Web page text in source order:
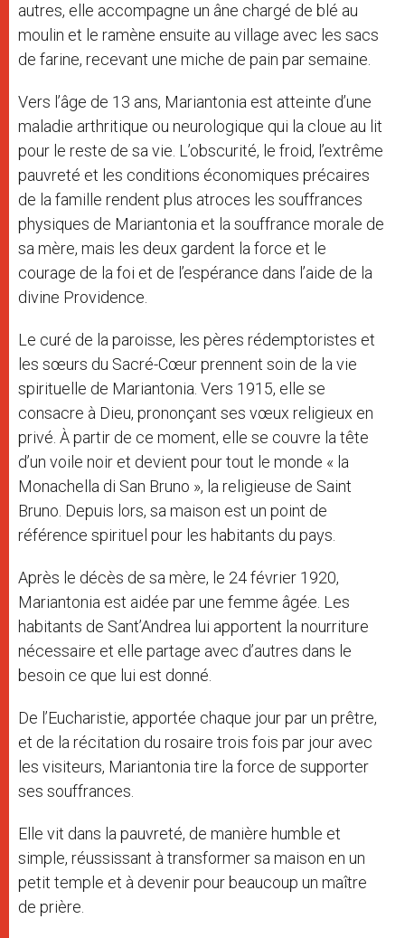
autres, elle accompagne un âne chargé de blé au
moulin et le ramène ensuite au village avec les sacs
de farine, recevant une miche de pain par semaine.
Vers l’âge de 13 ans, Mariantonia est atteinte d’une
maladie arthritique ou neurologique qui la cloue au lit
pour le reste de sa vie. L’obscurité, le froid, l’extrême
pauvreté et les conditions économiques précaires
de la famille rendent plus atroces les souffrances
physiques de Mariantonia et la souffrance morale de
sa mère, mais les deux gardent la force et le
courage de la foi et de l’espérance dans l’aide de la
divine Providence.
Le curé de la paroisse, les pères rédemptoristes et
les sœurs du Sacré-Cœur prennent soin de la vie
spirituelle de Mariantonia. Vers 1915, elle se
consacre à Dieu, prononçant ses vœux religieux en
privé. À partir de ce moment, elle se couvre la tête
d’un voile noir et devient pour tout le monde « la
Monachella di San Bruno », la religieuse de Saint
Bruno. Depuis lors, sa maison est un point de
référence spirituel pour les habitants du pays.
Après le décès de sa mère, le 24 février 1920,
Mariantonia est aidée par une femme âgée. Les
habitants de Sant’Andrea lui apportent la nourriture
nécessaire et elle partage avec d’autres dans le
besoin ce que lui est donné.
De l’Eucharistie, apportée chaque jour par un prêtre,
et de la récitation du rosaire trois fois par jour avec
les visiteurs, Mariantonia tire la force de supporter
ses souffrances.
Elle vit dans la pauvreté, de manière humble et
simple, réussissant à transformer sa maison en un
petit temple et à devenir pour beaucoup un maître
de prière.